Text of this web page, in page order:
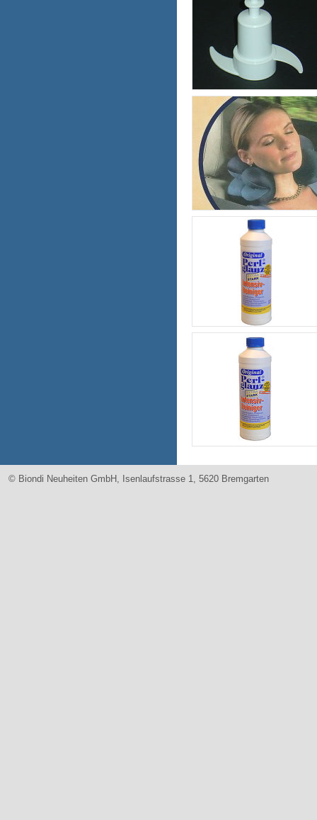
© Biondi Neuheiten GmbH, Isenlaufstrasse 1, 5620 Bremgarten